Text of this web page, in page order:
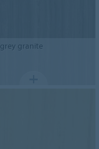
grey granite